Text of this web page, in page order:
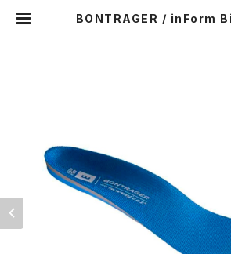
BONTRAGER / inForm